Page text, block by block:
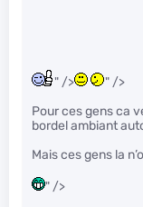
" />
" />
Pour ces gens ca
bordel ambiant
Mais ces gens la
" />